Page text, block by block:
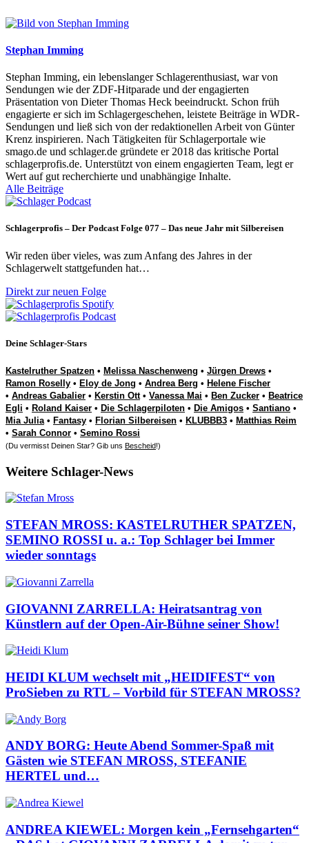
Stephan Imming
Stephan Imming, ein lebenslanger Schlagerenthusiast, war von
Sendungen wie der ZDF-Hitparade und der engagierten
Präsentation von Dieter Thomas Heck beeindruckt. Schon früh
engagierte er sich im Schlagergeschehen, leistete Beiträge in WDR-
Sendungen und ließ sich von der redaktionellen Arbeit von Günter
Krenz inspirieren. Nach Tätigkeiten für Schlagerportale wie
smago.de und schlager.de gründete er 2018 das kritische Portal
schlagerprofis.de. Unterstützt von einem engagierten Team, legt er
Wert auf gut recherchierte und unabhängige Inhalte.
Alle Beiträge
Schlagerprofis – Der Podcast Folge 077 – Das neue Jahr mit Silbereisen
Wir reden über vieles, was zum Anfang des Jahres in der
Schlagerwelt stattgefunden hat…
Direkt zur neuen Folge
Deine Schlager-Stars
Kastelruther Spatzen • Melissa Naschenweng • Jürgen Drews •
Ramon Roselly • Eloy de Jong • Andrea Berg • Helene Fischer
• Andreas Gabalier • Kerstin Ott• Vanessa Mai • Ben Zucker • Beatrice
Egli • Roland Kaiser • Die Schlagerpiloten • Die Amigos • Santiano •
Mia Julia• Fantasy • Florian Silbereisen • KLUBBB3 • Matthias Reim
• Sarah Connor • Semino Rossi
(Du vermisst Deinen Star? Gib uns Bescheid!)
Weitere Schlager-News
STEFAN MROSS: KASTELRUTHER SPATZEN,
SEMINO ROSSI u. a.: Top Schlager bei Immer
wieder sonntags
GIOVANNI ZARRELLA: Heiratsantrag von
Künstlern auf der Open-Air-Bühne seiner Show!
HEIDI KLUM wechselt mit „HEIDIFEST“ von
ProSieben zu RTL – Vorbild für STEFAN MROSS?
ANDY BORG: Heute Abend Sommer-Spaß mit
Gästen wie STEFAN MROSS, STEFANIE
HERTEL und…
ANDREA KIEWEL: Morgen kein „Fernsehgarten“